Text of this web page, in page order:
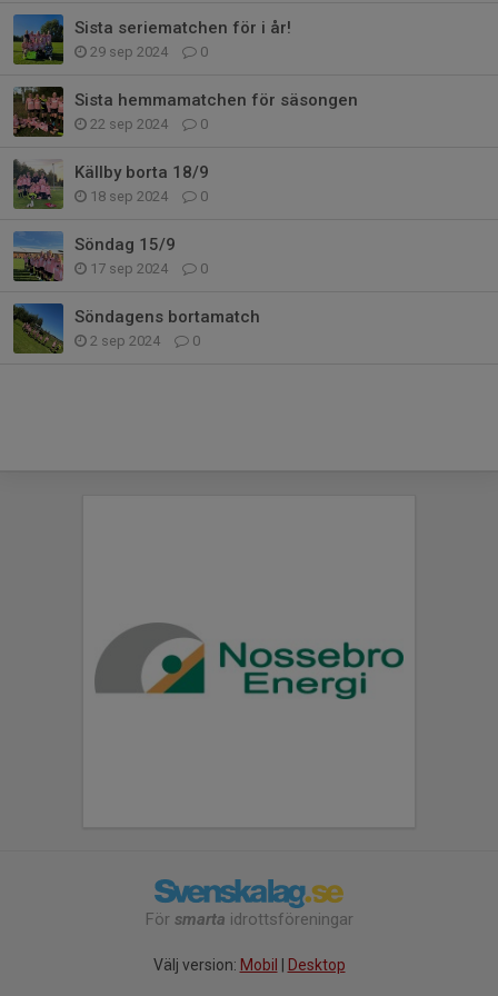
Sista seriematchen för i år!
29 sep 2024 0
Sista hemmamatchen för säsongen
22 sep 2024 0
Källby borta 18/9
18 sep 2024 0
Söndag 15/9
17 sep 2024 0
Söndagens bortamatch
2 sep 2024 0
För smarta idrottsföreningar
Välj version: Mobil | Desktop